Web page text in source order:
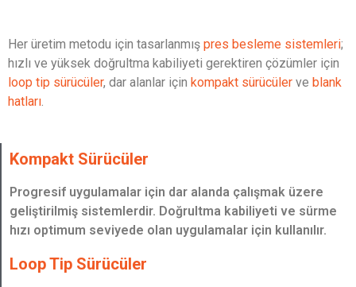
Her üretim metodu için tasarlanmış pres besleme sistemleri;
hızlı ve yüksek doğrultma kabiliyeti gerektiren çözümler için
loop tip sürücüler, dar alanlar için kompakt sürücüler ve blank
hatları
Kompakt Sürücüler
Progresif uygulamalar için dar alanda çalışmak üzere
geliştirilmiş sistemlerdir. Doğrultma kabiliyeti ve sürme
hızı optimum seviyede olan uygulamalar için kullanılır.
Loop Tip Sürücüler